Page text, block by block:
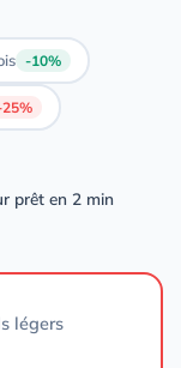
-10%
prêt en 2 min
légers